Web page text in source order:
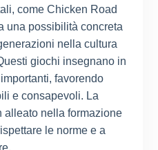
come Chicken Road
una possibilità concreta
nella cultura
giochi insegnano in
favorendo
e consapevoli. La
alleato nella formazione
le norme e a